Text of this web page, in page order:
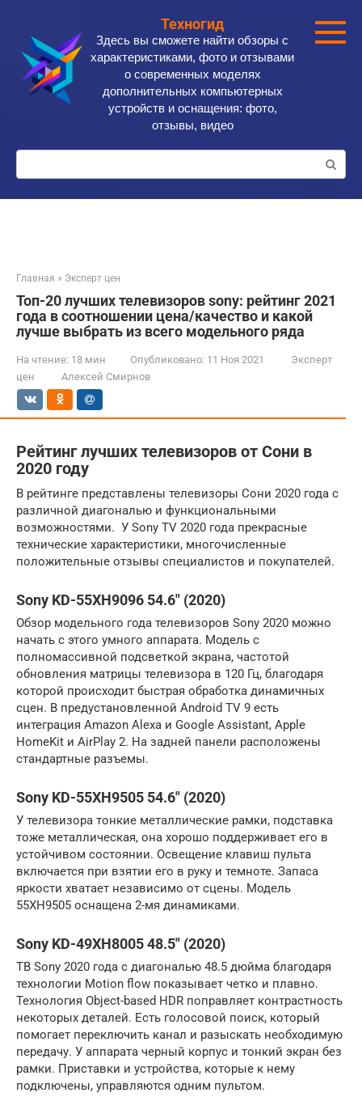
контенту
Техногид
Здесь вы сможете найти обзоры с
характеристиками, фото и отзывами
о современных моделях
дополнительных компьютерных
устройств и оснащения: фото,
отзывы, видео
Поиск:
Главная » Эксперт цен
Топ-20 лучших телевизоров sony: рейтинг 2021
года в соотношении цена/качество и какой
лучше выбрать из всего модельного ряда
На чтение: 18 мин Опубликовано: 11 Ноя 2021
Эксперт
цен
Алексей Смирнов
Рейтинг лучших телевизоров от Сони в
2020 году
В рейтинге представлены телевизоры Сони 2020 года с
различной диагональю и функциональными
возможностями. У Sony TV 2020 года прекрасные
технические характеристики, многочисленные
положительные отзывы специалистов и покупателей.
Sony KD-55XH9096 54.6″ (2020)
Обзор модельного года телевизоров Sony 2020 можно
начать с этого умного аппарата. Модель с
полномассивной подсветкой экрана, частотой
обновления матрицы телевизора в 120 Гц, благодаря
которой происходит быстрая обработка динамичных
сцен. В предустановленной Android TV 9 есть
интеграция Amazon Alexa и Google Assistant, Apple
HomeKit и AirPlay 2. На задней панели расположены
стандартные разъемы.
Sony KD-55XH9505 54.6″ (2020)
У телевизора тонкие металлические рамки, подставка
тоже металлическая, она хорошо поддерживает его в
устойчивом состоянии. Освещение клавиш пульта
включается при взятии его в руку и темноте. Запаса
яркости хватает независимо от сцены. Модель
55XH9505 оснащена 2-мя динамиками.
Sony KD-49XH8005 48.5″ (2020)
ТВ Sony 2020 года с диагональю 48.5 дюйма благодаря
технологии Motion flow показывает четко и плавно.
Технология Object-based HDR поправляет контрастность
некоторых деталей. Есть голосовой поиск, который
помогает переключить канал и разыскать необходимую
передачу. У аппарата черный корпус и тонкий экран без
рамки. Приставки и устройства, которые к нему
подключены, управляются одним пультом.